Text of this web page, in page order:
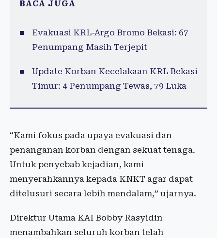
BACA JUGA
Evakuasi KRL-Argo Bromo Bekasi: 67
Penumpang Masih Terjepit
Update Korban Kecelakaan KRL Bekasi
Timur: 4 Penumpang Tewas, 79 Luka
“Kami fokus pada upaya evakuasi dan
penanganan korban dengan sekuat tenaga.
Untuk penyebab kejadian, kami
menyerahkannya kepada KNKT agar dapat
ditelusuri secara lebih mendalam,” ujarnya.
Direktur Utama KAI Bobby Rasyidin
menambahkan seluruh korban telah